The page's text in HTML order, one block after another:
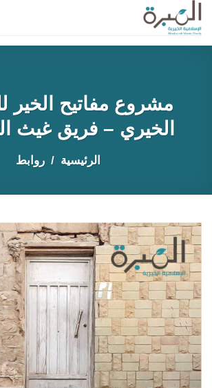
تخطي
للمحتوى
مشروع مفاتيح الخير
الخيري – فريق غيث
الرئيسية روابط